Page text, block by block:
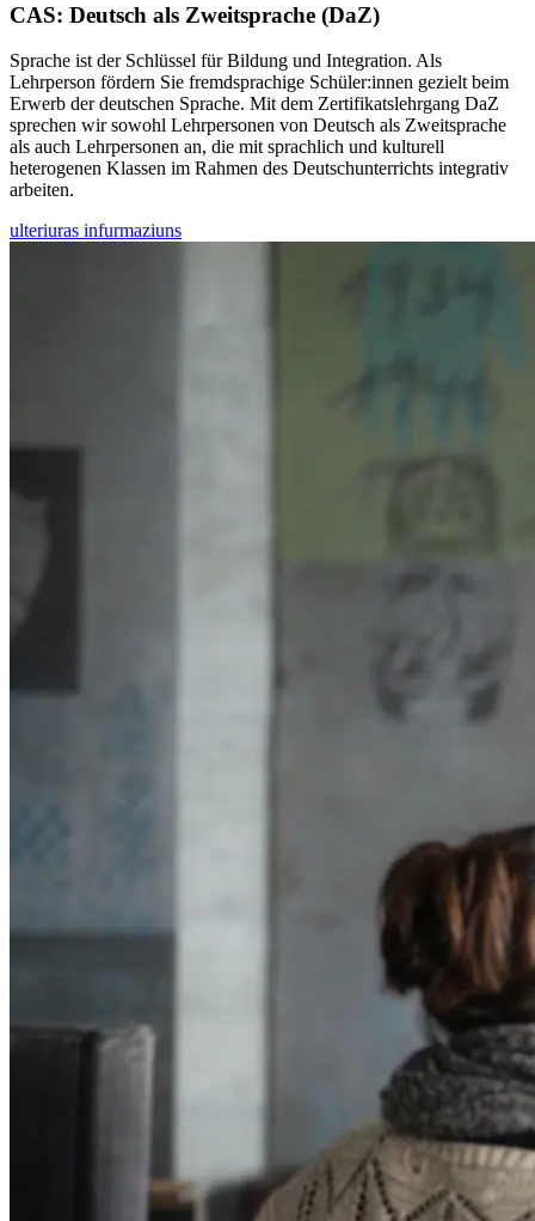
CAS: Deutsch als Zweitsprache (DaZ)
Sprache ist der Schlüssel für Bildung und Integration. Als
Lehrperson fördern Sie fremdsprachige Schüler:innen gezielt beim
Erwerb der deutschen Sprache. Mit dem Zertifikatslehrgang DaZ
sprechen wir sowohl Lehrpersonen von Deutsch als Zweitsprache
als auch Lehrpersonen an, die mit sprachlich und kulturell
heterogenen Klassen im Rahmen des Deutschunterrichts integrativ
arbeiten.
ulteriuras infurmaziuns